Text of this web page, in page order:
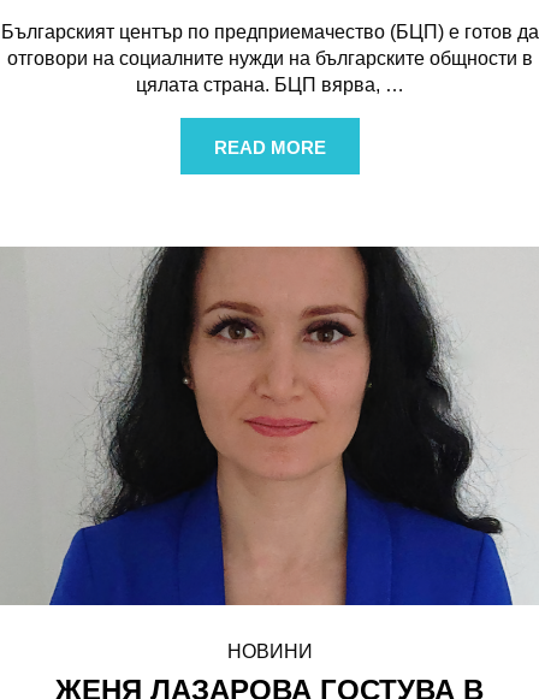
Българският център по предприемачество (БЦП) е готов да
отговори на социалните нужди на българските общности в
цялата страна. БЦП вярва, …
READ MORE
НОВИНИ
ЖЕНЯ ЛАЗАРОВА ГОСТУВА В